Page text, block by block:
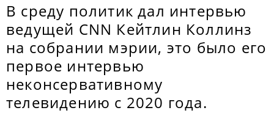
В среду политик дал интервью
ведущей CNN Кейтлин Коллинз
на собрании мэрии, это было его
первое интервью
неконсервативному
телевидению с 2020 года.